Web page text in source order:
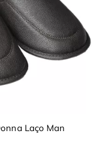
Laço Man